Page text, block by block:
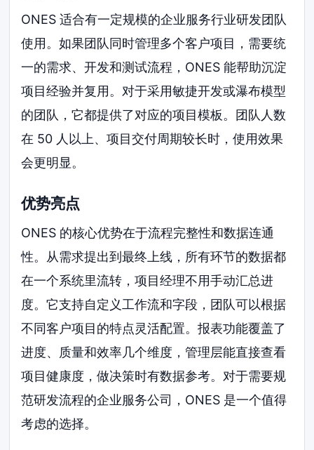
ONES 适合有一定规模的企业服务行业研发团队
使用。如果团队同时管理多个客户项目，需要统
一的需求、开发和测试流程，ONES 能帮助沉淀
项目经验并复用。对于采用敏捷开发或瀑布模型
的团队，它都提供了对应的项目模板。团队人数
在 50 人以上、项目交付周期较长时，使用效果
会更明显。
优势亮点
ONES 的核心优势在于流程完整性和数据连通
性。从需求提出到最终上线，所有环节的数据都
在一个系统里流转，项目经理不用手动汇总进
度。它支持自定义工作流和字段，团队可以根据
不同客户项目的特点灵活配置。报表功能覆盖了
进度、质量和效率几个维度，管理层能直接查看
项目健康度，做决策时有数据参考。对于需要规
范研发流程的企业服务公司，ONES 是一个值得
考虑的选择。